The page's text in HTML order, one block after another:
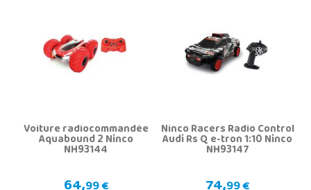
Voiture radiocommandée
Aquabound 2 Ninco
NH93144
Ninco Racers Radio Control
Audi Rs Q e-tron 1:10 Ninco
NH93147